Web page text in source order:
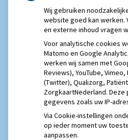
Eigen risico gaat onder
Schurft sinds corona geen
uitbraken fors gestegen
Wij gebruiken
website goed kan werken.
en externe inhoud vragen
Voor analytische cookies
Matomo en Google
werken wij samen met
Reviews), YouTube,
(Twitter), Qualizorg,
ZorgkaartNederland. Deze
gegevens zoals uw IP-
Via Cookie-instellingen
op ieder moment uw
aanpassen.